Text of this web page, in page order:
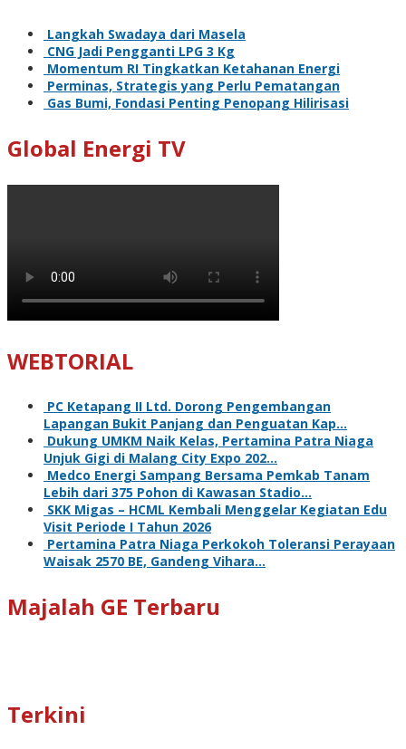
Langkah Swadaya dari Masela
CNG Jadi Pengganti LPG 3 Kg
Momentum RI Tingkatkan Ketahanan Energi
Perminas, Strategis yang Perlu Pematangan
Gas Bumi, Fondasi Penting Penopang Hilirisasi
Global Energi TV
WEBTORIAL
PC Ketapang II Ltd. Dorong Pengembangan
Lapangan Bukit Panjang dan Penguatan Kap…
Dukung UMKM Naik Kelas, Pertamina Patra Niaga
Unjuk Gigi di Malang City Expo 202…
Medco Energi Sampang Bersama Pemkab Tanam
Lebih dari 375 Pohon di Kawasan Stadio…
SKK Migas – HCML Kembali Menggelar Kegiatan Edu
Visit Periode I Tahun 2026
Pertamina Patra Niaga Perkokoh Toleransi Perayaan
Waisak 2570 BE, Gandeng Vihara…
Majalah GE Terbaru
Terkini